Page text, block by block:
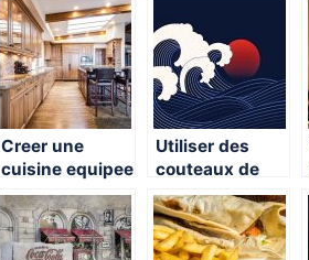
succès !
la fraîcheur du
champagne
Creer une
cuisine equipee
: quelques
astuces
Utiliser des
couteaux de
cuisine
japonais : quels
avantages ?